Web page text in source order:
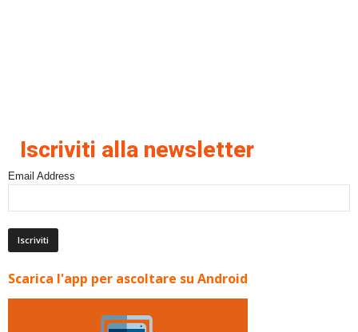
Iscriviti alla newsletter
Email Address
Scarica l'app per ascoltare su Android